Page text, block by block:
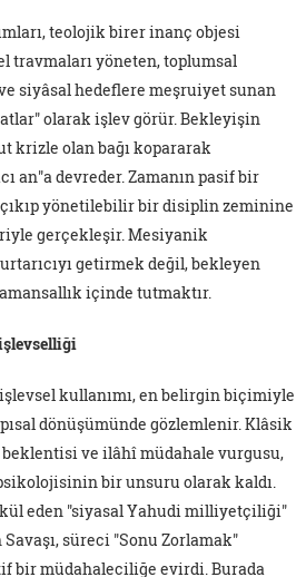
teolojik birer inanç objesi
travmaları yöneten, toplumsal
siyâsal hedeflere meşruiyet sunan
olarak işlev görür. Bekleyişin
krizle olan bağı kopararak
an"a devreder. Zamanın pasif bir
yönetilebilir bir disiplin zeminine
gerçekleşir. Mesiyanik
getirmek değil, bekleyen
içinde tutmaktır.
kullanımı, en belirgin biçimiyle
dönüşümünde gözlemlenir. Klâsik
ve ilâhî müdahale vurgusu,
bir unsuru olarak kaldı.
eden "siyasal Yahudi milliyetçiliği"
Savaşı, süreci "Sonu Zorlamak"
bir müdahaleciliğe evirdi. Burada